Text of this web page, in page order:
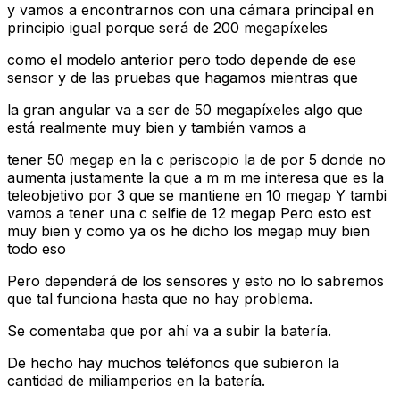
y vamos a encontrarnos con una cámara principal en
principio igual porque será de 200 megapíxeles
como el modelo anterior pero todo depende de ese
sensor y de las pruebas que hagamos mientras que
la gran angular va a ser de 50 megapíxeles algo que
está realmente muy bien y también vamos a
tener 50 megap en la c periscopio la de por 5 donde no
aumenta justamente la que a m m me interesa que es la
teleobjetivo por 3 que se mantiene en 10 megap Y tambi
vamos a tener una c selfie de 12 megap Pero esto est
muy bien y como ya os he dicho los megap muy bien
todo eso
Pero dependerá de los sensores y esto no lo sabremos
que tal funciona hasta que no hay problema.
Se comentaba que por ahí va a subir la batería.
De hecho hay muchos teléfonos que subieron la
cantidad de miliamperios en la batería.